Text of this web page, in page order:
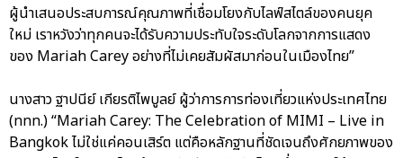
ผู้นำเสนอประสบการณ์คุณภาพที่เชื่อมโยงกับไลฟ์สไตล์ของคนยุค
ใหม่ เราหวังว่าทุกคนจะได้รับความประทับใจระดับโลกจากการแสดง
ของ Mariah Carey อย่างที่ไม่เคยสัมผัสมาก่อนในเมืองไทย”
นางสาว ฐาปนีย์ เกียรติไพบูลย์ ผู้ว่าการการท่องเที่ยวแห่งประเทศไทย
(ททท.) “Mariah Carey: The Celebration of MIMI – Live in
Bangkok ไม่ใช่แค่คอนเสิร์ต แต่คือหลักฐานที่ชัดเจนถึงศักยภาพของ